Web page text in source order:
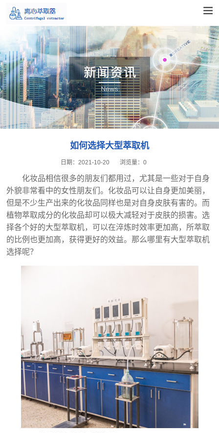
如何选择大型萃取机
2021-10-20
日期： 浏览量：0
化妆品相信很多的朋友们都用过，尤其是一些对于自身
外貌非常看中的女性朋友们。化妆品可以让自身更加美丽，
但是不少生产出来的化妆品同样也是对自身皮肤有害的。而
植物萃取成分的化妆品却可以极大减轻对于皮肤的损害。选
择各个好的大型萃取机，可以在淬炼时效率更加高，所萃取
的比例也更加高，获得更好的效益。那么哪里有大型萃取机
选择呢？